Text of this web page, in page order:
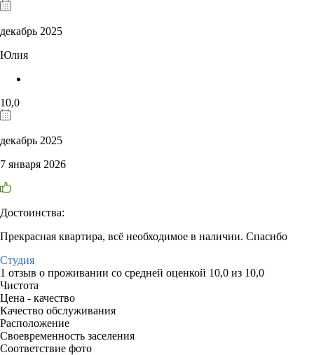
декабрь 2025
Юлия
10,0
декабрь 2025
7 января 2026
Достоинства:
Прекрасная квартира, всё необходимое в наличии. Спасибо
Студия
1 отзыв о проживании со средней оценкой 10,0 из 10,0
Чистота
Цена - качество
Качество обслуживания
Расположение
Своевременность заселения
Соответствие фото